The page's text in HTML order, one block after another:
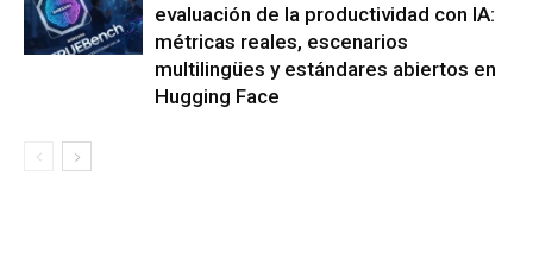
evaluación de la productividad con IA:
métricas reales, escenarios
multilingües y estándares abiertos en
Hugging Face